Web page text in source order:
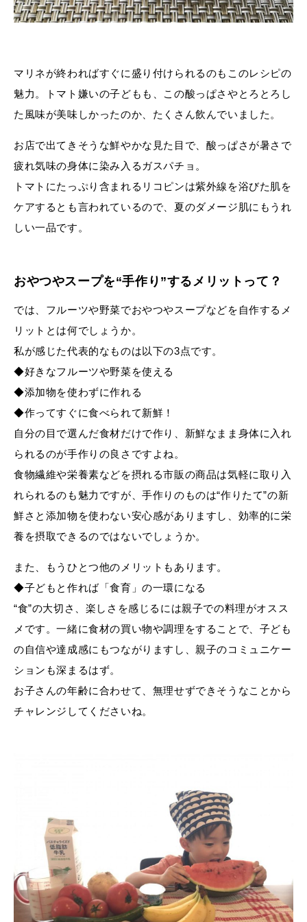
マリネが終わればすぐに盛り付けられるのもこのレシピの
魅力。トマト嫌いの子どもも、この酸っぱさやとろとろし
た風味が美味しかったのか、たくさん飲んでいました。
お店で出てきそうな鮮やかな見た目で、酸っぱさが暑さで
疲れ気味の身体に染み入るガスパチョ。
トマトにたっぷり含まれるリコピンは紫外線を浴びた肌を
ケアするとも言われているので、夏のダメージ肌にもうれ
しい一品です。
おやつやスープを“手作り”するメリットって？
では、フルーツや野菜でおやつやスープなどを自作するメ
リットとは何でしょうか。
私が感じた代表的なものは以下の3点です。
◆好きなフルーツや野菜を使える
◆添加物を使わずに作れる
◆作ってすぐに食べられて新鮮！
自分の目で選んだ食材だけで作り、新鮮なまま身体に入れ
られるのが手作りの良さですよね。
食物繊維や栄養素などを摂れる市販の商品は気軽に取り入
れられるのも魅力ですが、手作りのものは“作りたて”の新
鮮さと添加物を使わない安心感がありますし、効率的に栄
養を摂取できるのではないでしょうか。
また、もうひとつ他のメリットもあります。
◆子どもと作れば「食育」の一環になる
“食”の大切さ、楽しさを感じるには親子での料理がオスス
メです。一緒に食材の買い物や調理をすることで、子ども
の自信や達成感にもつながりますし、親子のコミュニケー
ションも深まるはず。
お子さんの年齢に合わせて、無理せずできそうなことから
チャレンジしてくださいね。